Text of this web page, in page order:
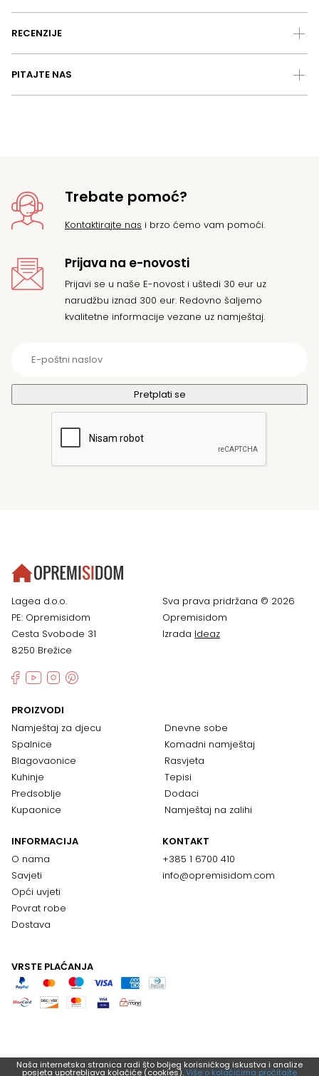
RECENZIJE
PITAJTE NAS
Trebate pomoć?
Kontaktirajte nas i brzo ćemo vam pomoći.
Prijava na e-novosti
Prijavi se u naše E-novost i uštedi 30 eur uz
narudžbu iznad 300 eur. Redovno šaljemo
kvalitetne informacije vezane uz namještaj.
Lagea d.o.o.
PE: Opremisidom
Cesta Svobode 31
8250 Brežice
Sva prava pridržana © 2026
Opremisidom
Izrada Ideaz
PROIZVODI
Namještaj za djecu
Spalnice
Blagovaonice
Kuhinje
Predsoblje
Kupaonice
Dnevne sobe
Komadni namještaj
Rasvjeta
Tepisi
Dodaci
Namještaj na zalihi
INFORMACIJA
O nama
Savjeti
Opći uvjeti
Povrat robe
Dostava
KONTAKT
+385 1 6700 410
info@opremisidom.com
VRSTE PLAĆANJA
Naša internetska stranica radi što boljeg korisničkog iskustva i analize
posjeta upotrebljava kolačiće (cookies).Više o kolačićima pročitajte